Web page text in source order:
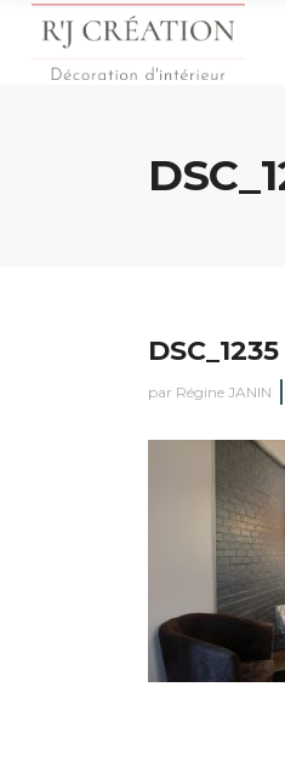
par Régine JANIN